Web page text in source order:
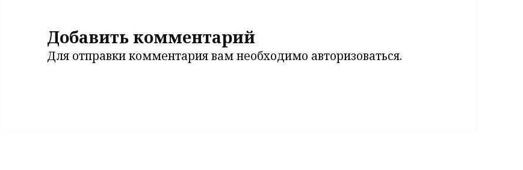
Добавить комментарий
Для отправки комментария вам необходимо авторизоваться.